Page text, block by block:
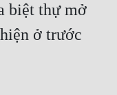
biệt thự mở
ở trước